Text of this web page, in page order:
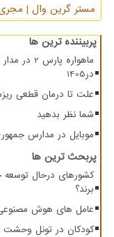
مستر گرین وال | مجری
پربیننده ترین ها
ماهواره
در1405
علت تا درمان قطعی
شما نظر بدهید
موبایل در مدارس
پربحث ترین ها
کشورهای درحال
برند؟
عامل های هوش
کودکان در تونل وحشت